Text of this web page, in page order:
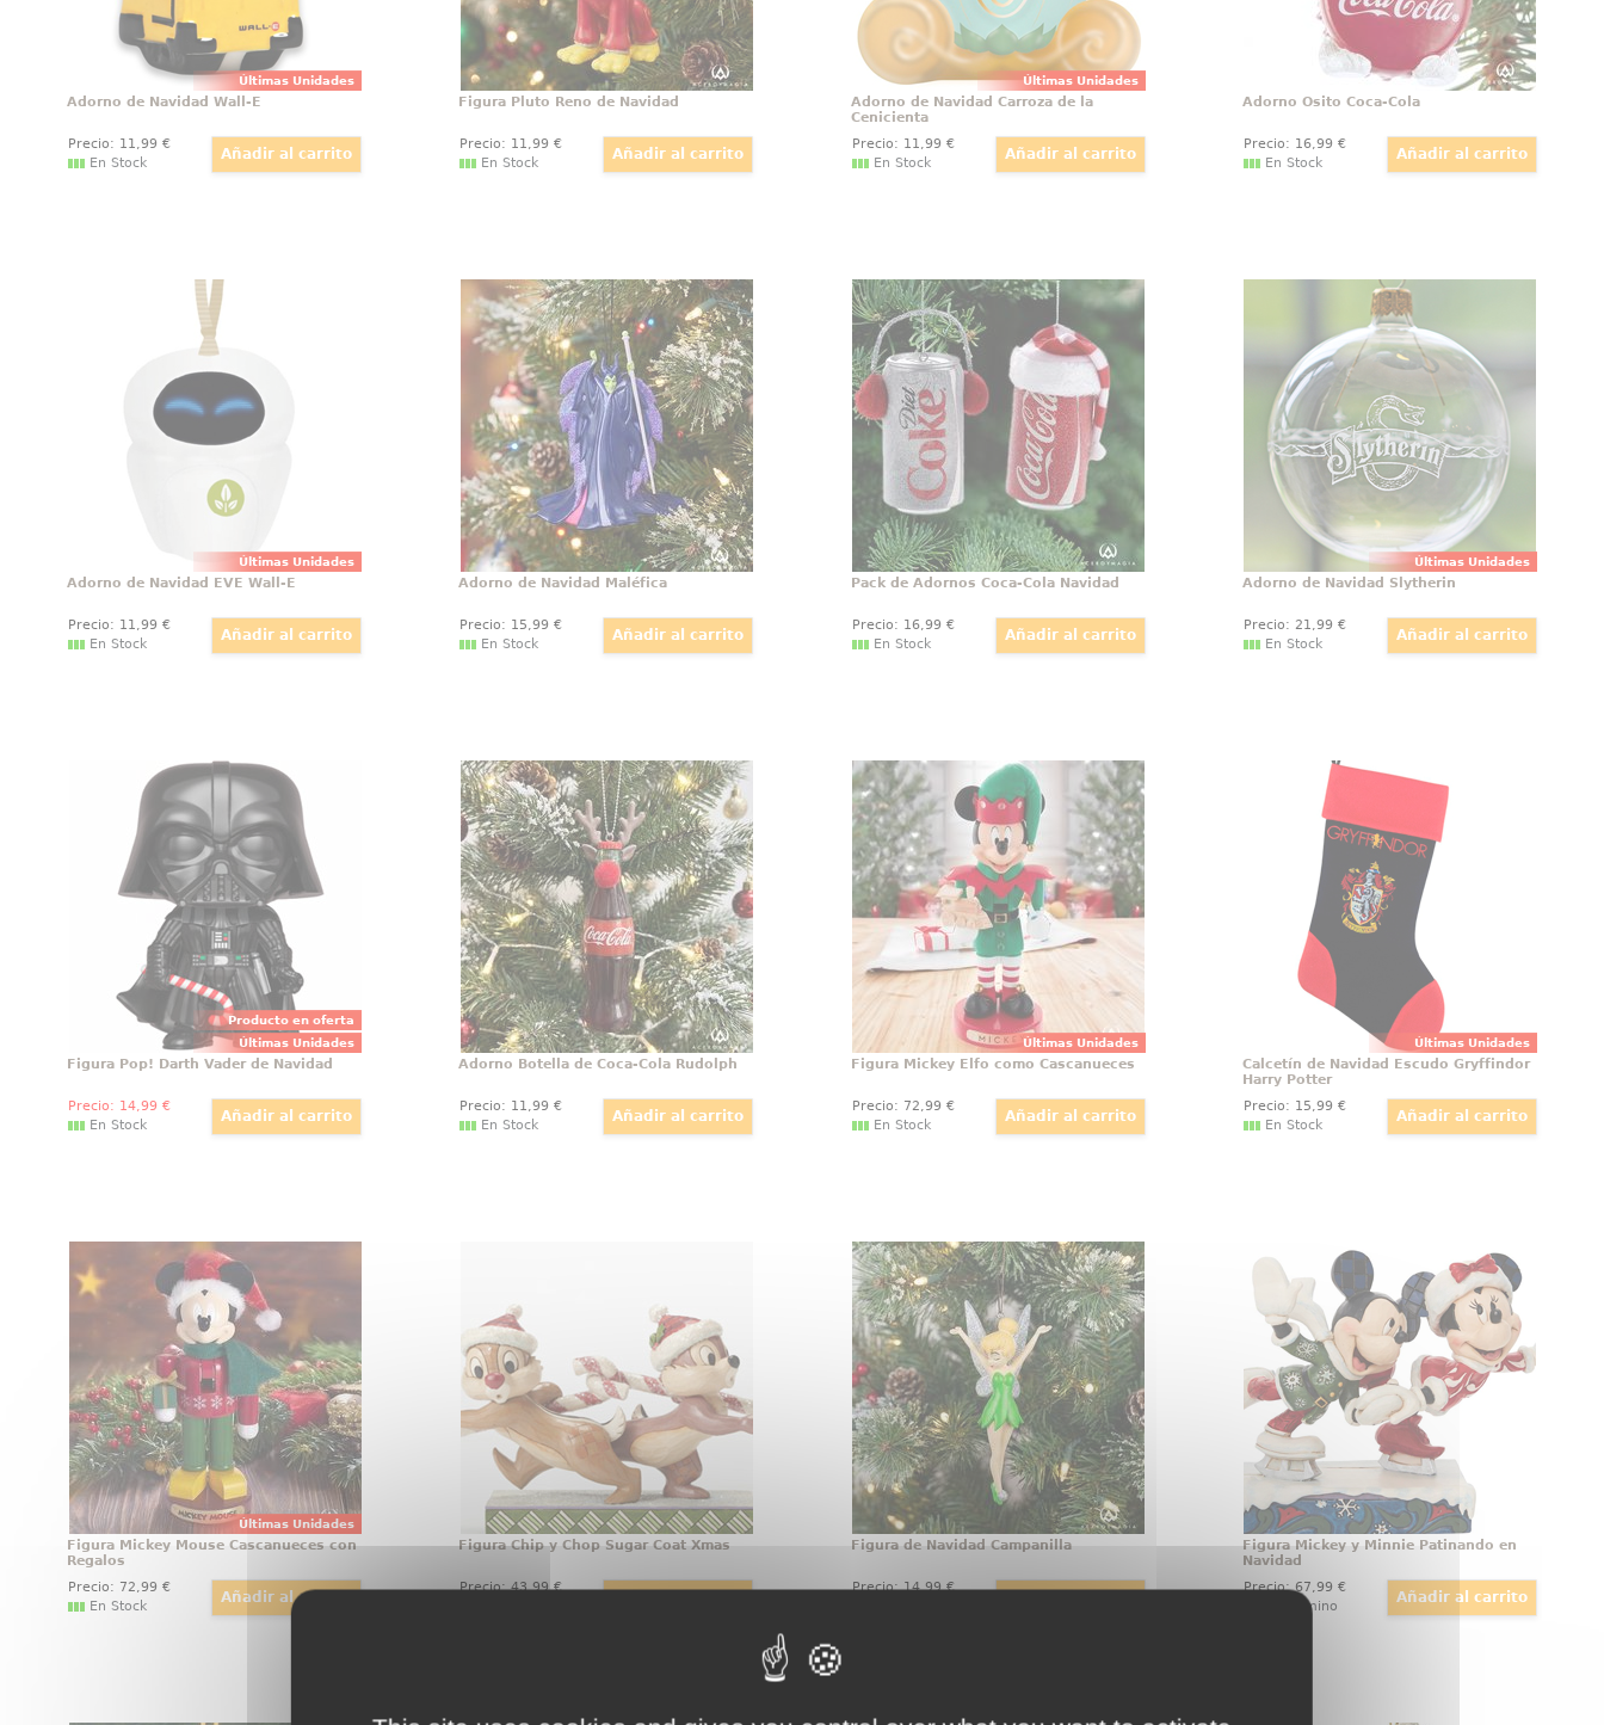
Últimas Unidades
Adorno de Navidad Wall-E
Precio: 11,99 €
En Stock
Figura Pluto Reno de Navidad
Precio: 11,99 €
En Stock
Últimas Unidades
Adorno de Navidad Carroza de la
Cenicienta
Precio: 11,99 €
En Stock
Adorno Osito Coca-Cola
Precio: 16,99 €
En Stock
Últimas Unidades
Adorno de Navidad EVE Wall-E
Divertido adorno de Navidad de
EVE basado en la pelicula de Pixar
Wall-E. Pon un toque Disney a tu
árbol de Navidad con este
preciosos adorno que ha sido
moldeado y pintado para
parecerse a la preciosa EVE.
Adorno de Navidad EVE Wall-E
Precio: 11,99 €
En Stock
Adorno de Navidad Maléfica
Añade un toque de oscuridad y
elegancia a tu árbol con este
malvado adorno navideño de
Maléfica. Inspirado en la icónica
villana de Disney, este adorno
captura su presencia imponente
con un diseño meticulosamente
moldeado y pintado a mano.
Adorno de Navidad Maléfica
Precio: 15,99 €
En Stock
Pack de Adornos Coca-Cola Navidad
Psst! ¡Abre una refrescante Coca-
Cola helada en estas fiestas con
estos fantásticos adornos de
Navidad en forma de latas de
Coca-Cola / Diet Coke! Los
coleccionistas de Coca-Cola
Pack de Adornos Coca-Cola Navidad
Precio: 16,99 €
En Stock
Últimas Unidades
Adorno de Navidad Slytherin
Adorno de Navidad Slytherin. Esta
preciosa bola de Navidad está
realizada en vidrio y tiene unas
dimensiones aproximadas de 8 x
8 cm. Haz que brille un poco más
este año con el adorno navideño
Adorno de Navidad Slytherin
Precio: 21,99 €
En Stock
Producto en oferta
Últimas Unidades
Figura Pop! Darth Vader de
Navidad
Figura de Darth Vader de Navidad
realizada en vinilo perteneciente
a la línea Pop! de Funko. La figura
tiene una altura aproximada de
10 cm., y está basada en la
película de Star Wars.
Figura Pop! Darth Vader de Navidad
Precio: 14,99 €
En Stock
Adorno Botella de Coca-Cola
Rudolph
Preciosa Botella de Coca-Cola
Rudolph con astas y adorno de
nariz roja imitando al famoso reno
Rudolph. Incluso la clásica botella
de Coca-Cola está entrando en el
espíritu navideño.
Adorno Botella de Coca-Cola Rudolph
Precio: 11,99 €
En Stock
Últimas Unidades
Figura Mickey Elfo como
Cascanueces
Este encantador cascanueces de
Mickey Mouse, inspirado en el
mundo mágico de Disney, es el
toque perfecto para dar vida a
cualquier decoración navideña.
Mickey aparece vestido con un
alegre traje de elfo en tonos rojos
y verdes
Figura Mickey Elfo como Cascanueces
Precio: 72,99 €
En Stock
Últimas Unidades
Calcetín de Navidad Escudo
Gryffindor Harry Potter
Calcetín de Navidad realizado en
poliéster del escudo de Gryffindor
basado en la saga de Harry Potter,
disfruta con este divertido
calcetín. El calcetín tiene unas
dimensiones aproximadas de 24 x
Calcetín de Navidad Escudo Gryffindor
Harry Potter
Precio: 15,99 €
En Stock
Últimas Unidades
Figura Mickey Mouse Cascanueces
Figura de Mickey Mouse basado
en el popular personaje de Walt
Disney, esta vez tenemos a
Mickey lleno de regalos como si
fuera un cascanueces de Navidad.
Esta preciosa figura está realizada
en resina
Figura Mickey Mouse Cascanueces con
Regalos
Precio: 72,99 €
En Stock
Chip y Chop (Chip & Dale) titulada
Dale Sugar Coat y realizada para
celebrar la Navidad, Jim Shore ha
elaborado esta figura con unos 12
cm., de altura.
Figura Chip y Chop Sugar Coat Xmas
Precio: 43,99€
Figura de Navidad Campanilla
Añade un toque de magia y
fantasía a tu árbol con este
encantador adorno navideño de
Campanilla. Con su clásico vestido
verde y su inconfundible espíritu
travieso, este adorno captura toda
la esencia del querido personaje
de Disney.
Figura de Navidad Campanilla
Precio: 14,99€
Figura Mickey y Minnie Patinando
en Navidad
Preciosa figura de Mickey y Minnie
patinando en Navidad, el artista
Jim Shore ha elaborado esta
figura de Navidad con unos 12,5
cm., de altura en donde se ha
mezclado la magia de las figuras
de Walt Disney
Figura Mickey y Minnie Patinando en
Navidad
Precio: 67,99 €
En Camino